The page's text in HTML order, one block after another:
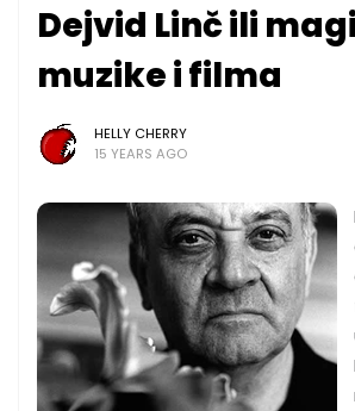
Dejvid Linč ili
muzike i filma
HELLY CHERRY
15 YEARS AGO